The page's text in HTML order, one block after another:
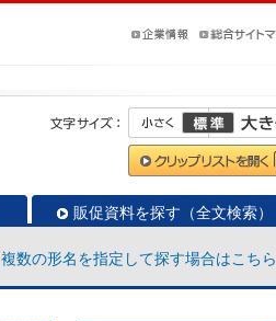
販促資料を探す（全文検索）
複数の形名を指定して探す場合はこちら